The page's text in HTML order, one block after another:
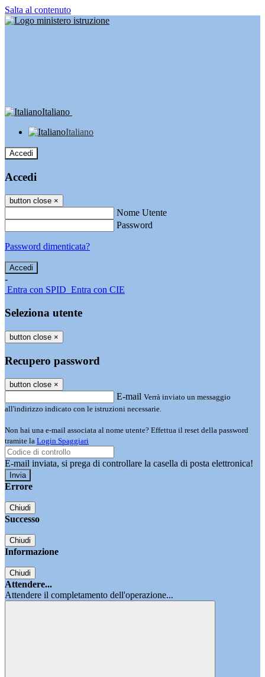
Salta al contenuto
Italiano
Italiano
Accedi
Accedi
button close ×
Nome Utente
Password
Password dimenticata?
-
Entra con SPID Entra con CIE
Seleziona utente
button close ×
Recupero password
button close ×
E-mail Verrà inviato un messaggio
all'indirizzo indicato con le istruzioni necessarie.
Non hai una e-mail associata al nome utente? Effettua il reset della password
tramite la Login Spaggiari
E-mail inviata, si prega di controllare la casella di posta elettronica!
Errore
Chiudi
Successo
Chiudi
Informazione
Chiudi
Attendere...
Attendere il completamento dell'operazione...